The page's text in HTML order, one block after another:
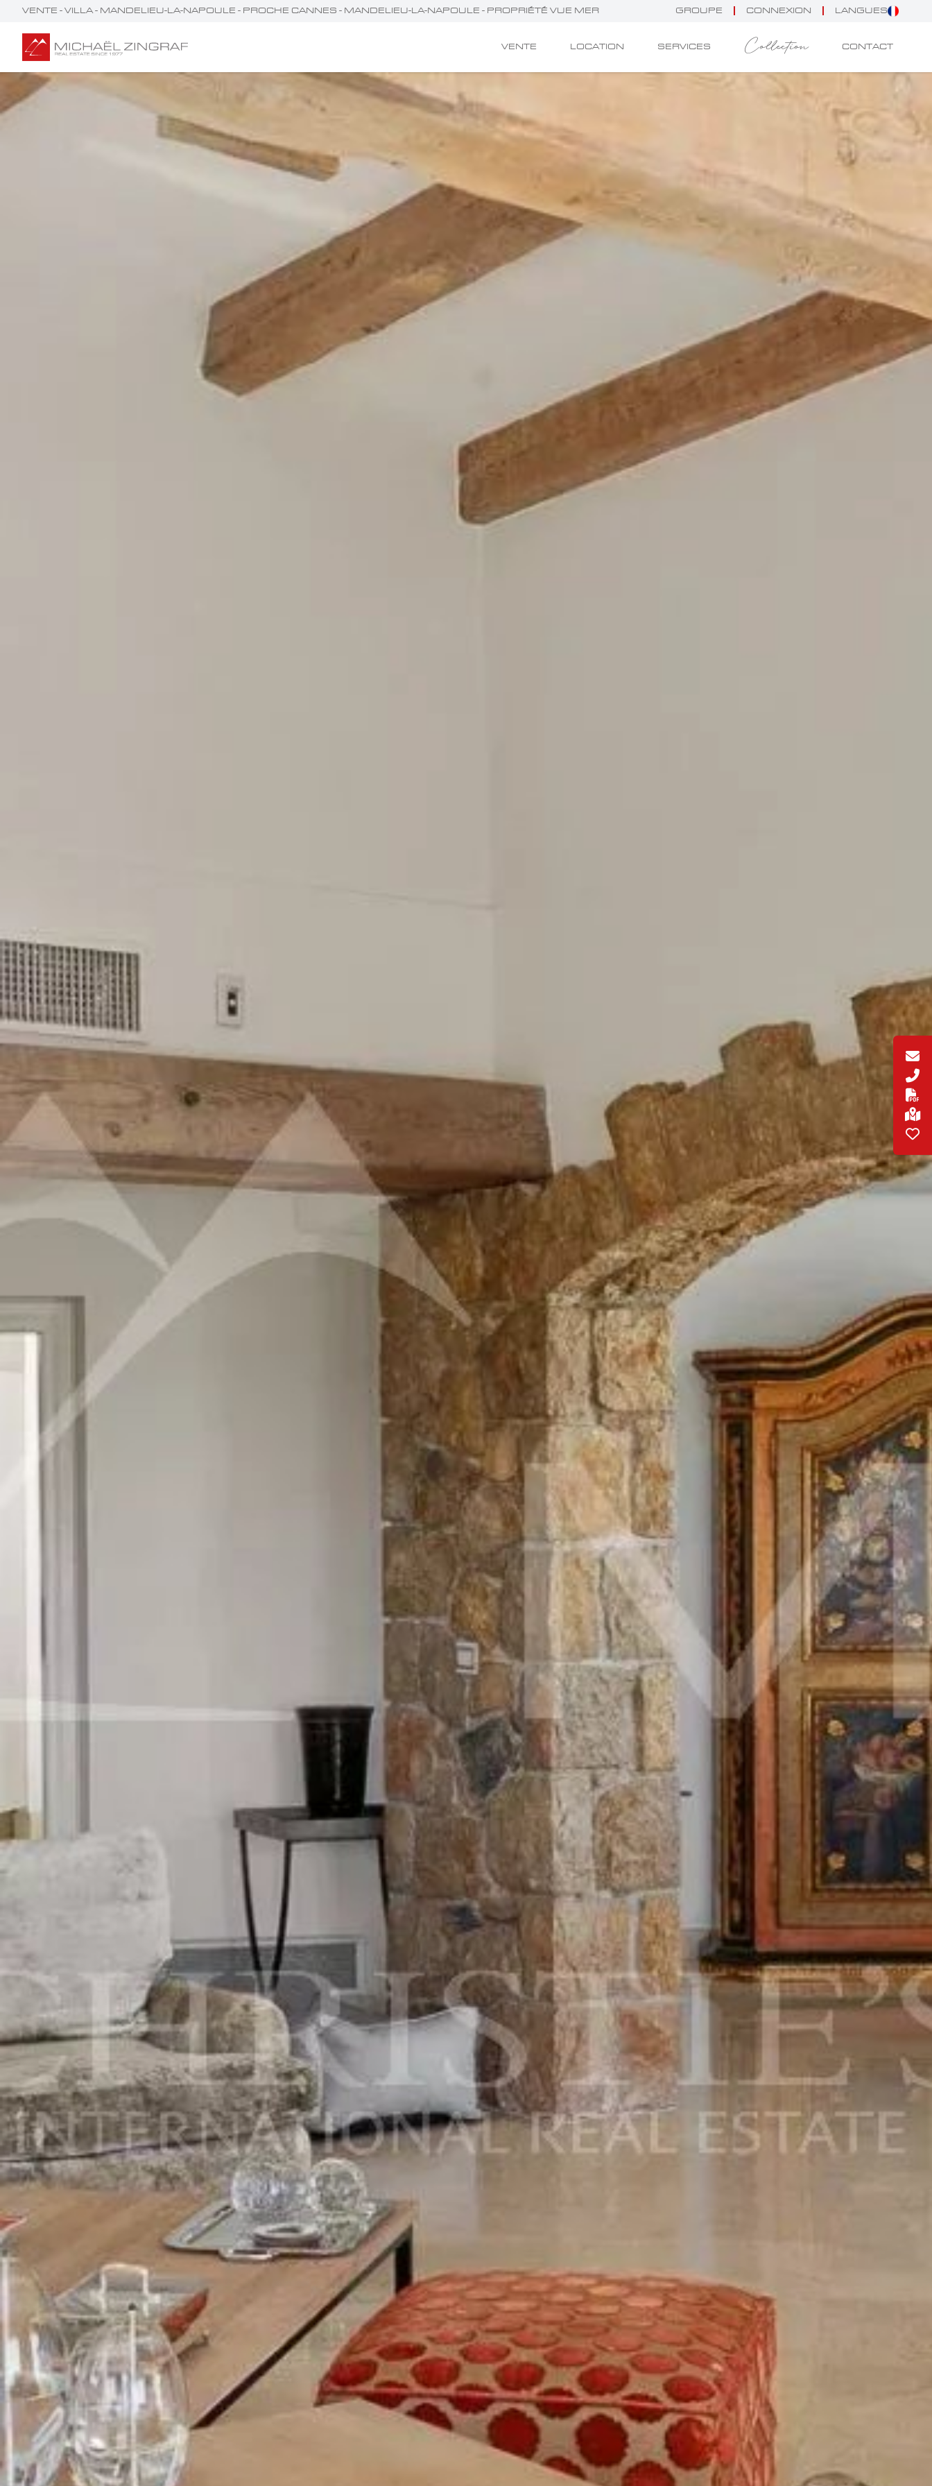
VENTE - VILLA - MANDELIEU-LA-NAPOULE - PROCHE CANNES - MANDELIEU-LA-NAPOULE - PROPRIÉTÉ VUE MER GROUPE CONNEXION LANGUES
VENTE LOCATION SERVICES Collection CONTACT